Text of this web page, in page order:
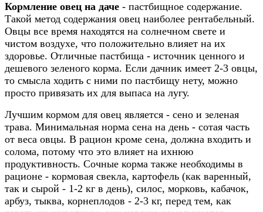
Кормление овец на даче - пастбищное содержание.
Такой метод содержания овец наиболее рентабельный.
Овцы все время находятся на солнечном свете и
чистом воздухе, что положительно влияет на их
здоровье. Отличные пастбища - источник ценного и
дешевого зеленого корма. Если дачник имеет 2-3 овцы,
то смысла ходить с ними по пастбищу нету, можно
просто привязать их для выпаса на лугу.
Лучшим кормом для овец является - сено и зеленая
трава. Минимальная норма сена на день - сотая часть
от веса овцы. В рацион кроме сена, должна входить и
солома, потому что это влияет на ихнюю
продуктивность. Сочные корма также необходимы в
рационе - кормовая свекла, картофель (как варенный,
так и сырой - 1-2 кг в день), силос, морковь, кабачок,
арбуз, тыква, корнеплодов - 2-3 кг, перед тем, как